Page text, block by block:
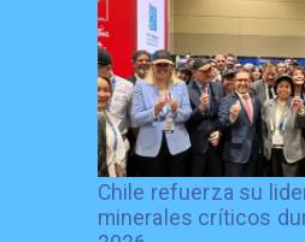
Chile refuerza su
minerales críticos